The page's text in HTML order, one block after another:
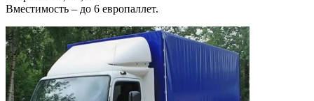
Вместимость – до 6 европаллет.